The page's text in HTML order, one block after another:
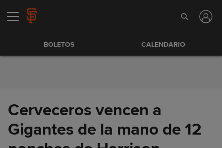
Saltar al Contenido
BOLETOS CALENDARIO
Cerveceros vencen a
Gigantes de la mano de 12